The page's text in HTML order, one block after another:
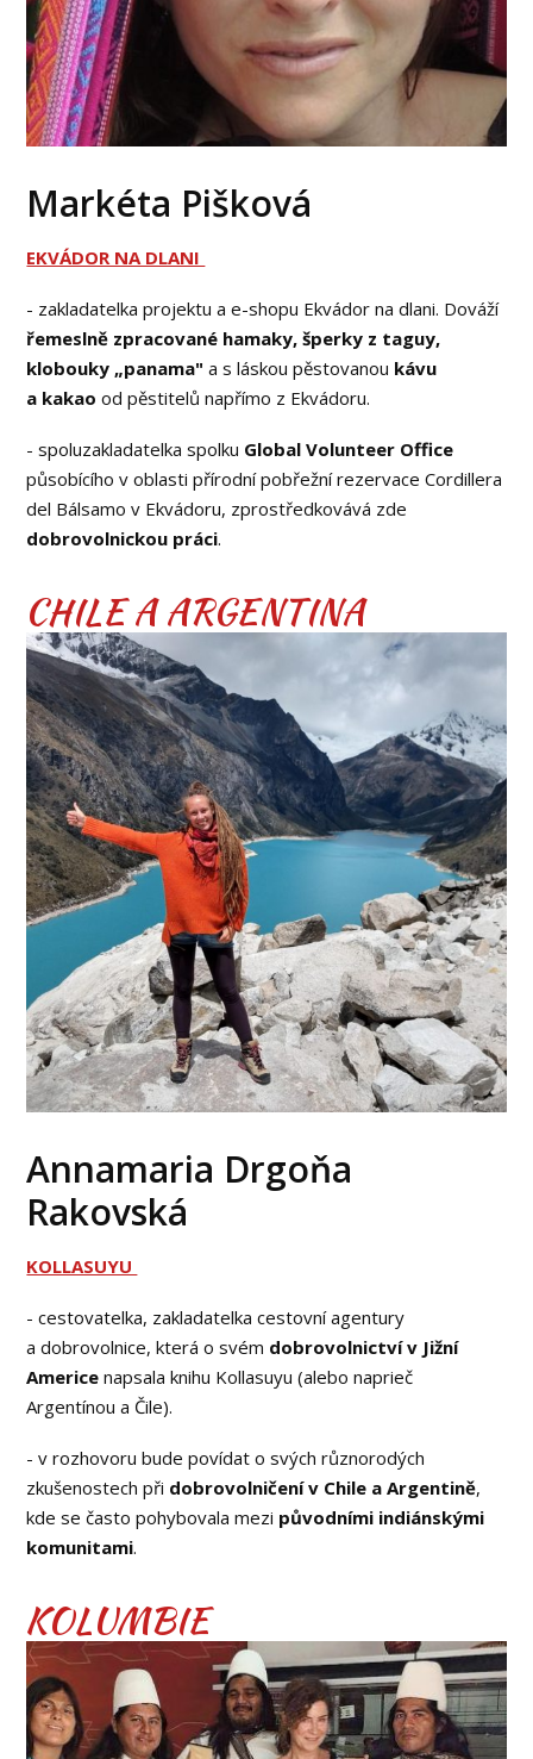
Markéta Pišková
EKVÁDOR NA DLANI
- zakladatelka projektu a e-shopu Ekvádor na dlani. Dováží
řemeslně zpracované hamaky, šperky z taguy,
klobouky „panama" a s láskou pěstovanou kávu
a kakao od pěstitelů napřímo z Ekvádoru.
- spoluzakladatelka spolku Global Volunteer Office
působícího v oblasti přírodní pobřežní rezervace Cordillera
del Bálsamo v Ekvádoru, zprostředkovává zde
dobrovolnickou práci.
CHILE A ARGENTINA
Annamaria Drgoňa
Rakovská
KOLLASUYU
- cestovatelka, zakladatelka cestovní agentury
a dobrovolnice, která o svém dobrovolnictví v Jižní
Americe napsala knihu Kollasuyu (alebo naprieč
Argentínou a Čile).
- v rozhovoru bude povídat o svých různorodých
zkušenostech při dobrovolničení v Chile a Argentině,
kde se často pohybovala mezi původními indiánskými
komunitami.
KOLUMBIE